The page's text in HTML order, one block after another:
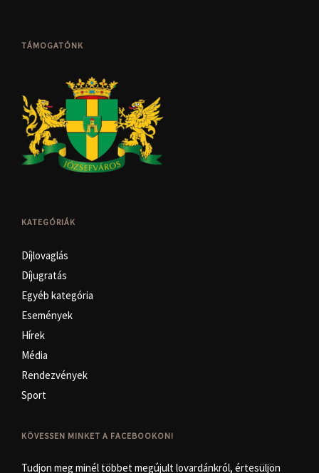
TÁMOGATÓNK
KATEGÓRIÁK
Díjlovaglás
Díjugratás
Egyéb kategória
Események
Hírek
Média
Rendezvények
Sport
KÖVESSEN MINKET A FACEBOOKON!
Tudjon meg minél többet megújult lovardánkról, értesüljön